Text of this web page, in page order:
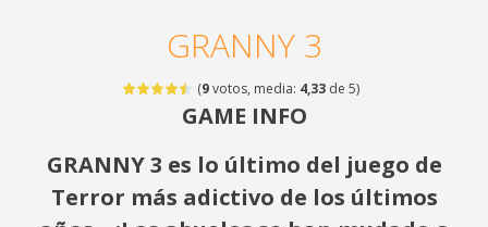
GRANNY 3
(9votos, media: 4,33 de 5)
GAME INFO
GRANNY 3 es lo último del juego de
Terror más adictivo de los últimos